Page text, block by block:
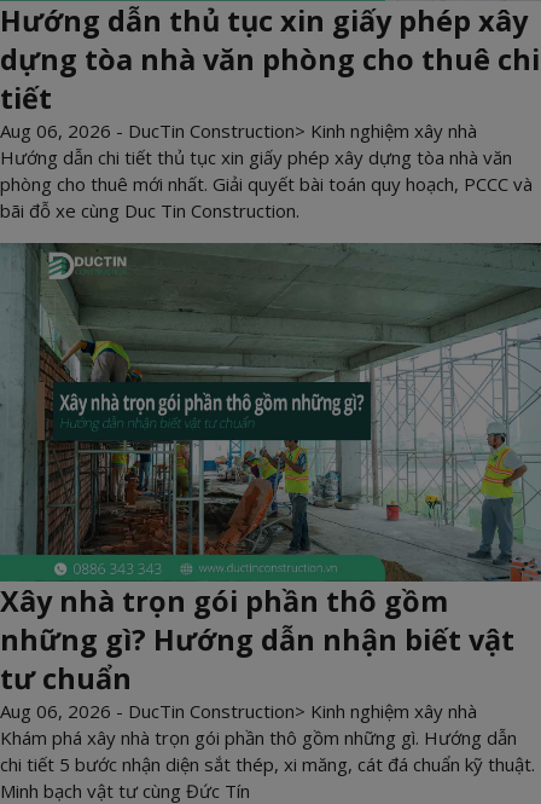
Hướng dẫn thủ tục xin giấy phép xây
dựng tòa nhà văn phòng cho thuê chi
tiết
Aug 06, 2026 - DucTin Construction> Kinh nghiệm xây nhà
Hướng dẫn chi tiết thủ tục xin giấy phép xây dựng tòa nhà văn
phòng cho thuê mới nhất. Giải quyết bài toán quy hoạch, PCCC và
bãi đỗ xe cùng Duc Tin Construction.
Xây nhà trọn gói phần thô gồm
những gì? Hướng dẫn nhận biết vật
tư chuẩn
Aug 06, 2026 - DucTin Construction> Kinh nghiệm xây nhà
Khám phá xây nhà trọn gói phần thô gồm những gì. Hướng dẫn
chi tiết 5 bước nhận diện sắt thép, xi măng, cát đá chuẩn kỹ thuật.
Minh bạch vật tư cùng Đức Tín